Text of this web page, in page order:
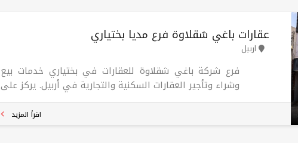
عقارات باغي شقلاوة فرع مدیا بختیاري
اربيل
فرع شركة باغي شقلاوة للعقارات في بختیاري خدمات بيع
وشراء وتأجير العقارات السكنية والتجارية في أربيل. يركز على
توفير حلول عقارية مبتكرة تلبي احتياجات العملاء وتدعم
قراراتهم الاستثمارية. كما تسعى الشركة لتوسيع خدماتها
اقرأ المزيد